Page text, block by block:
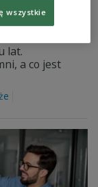
rok oraz
lat.
a co jest
wszystkie